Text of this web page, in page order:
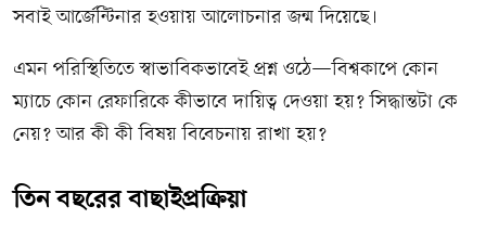
সবাই আর্জেন্টিনার হওয়ায় আলোচনার জন্ম দিয়েছে।
এমন পরিস্থিতিতে স্বাভাবিকভাবেই প্রশ্ন ওঠে—বিশ্বকাপে কোন
ম্যাচে কোন রেফারিকে কীভাবে দায়িত্ব দেওয়া হয়? সিদ্ধান্তটা কে
নেয়? আর কী কী বিষয় বিবেচনায় রাখা হয়?
তিন বছরের বাছাইপ্রক্রিয়া